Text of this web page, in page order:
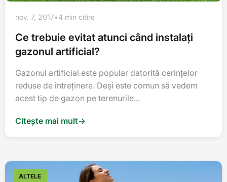
nov. 7, 2017•4 min citire
Ce trebuie evitat atunci când instalați
gazonul artificial?
Gazonul artificial este popular datorită cerințelor
reduse de întreținere. Deși este comun să vedem
acest tip de gazon pe terenurile...
Citește mai mult→
ALTELE